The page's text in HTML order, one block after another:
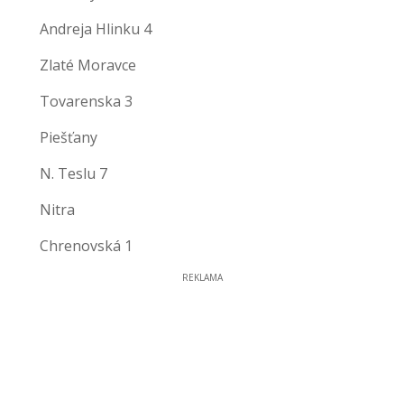
Andreja Hlinku 4
Zlaté Moravce
Tovarenska 3
Piešťany
N. Teslu 7
Nitra
Chrenovská 1
REKLAMA